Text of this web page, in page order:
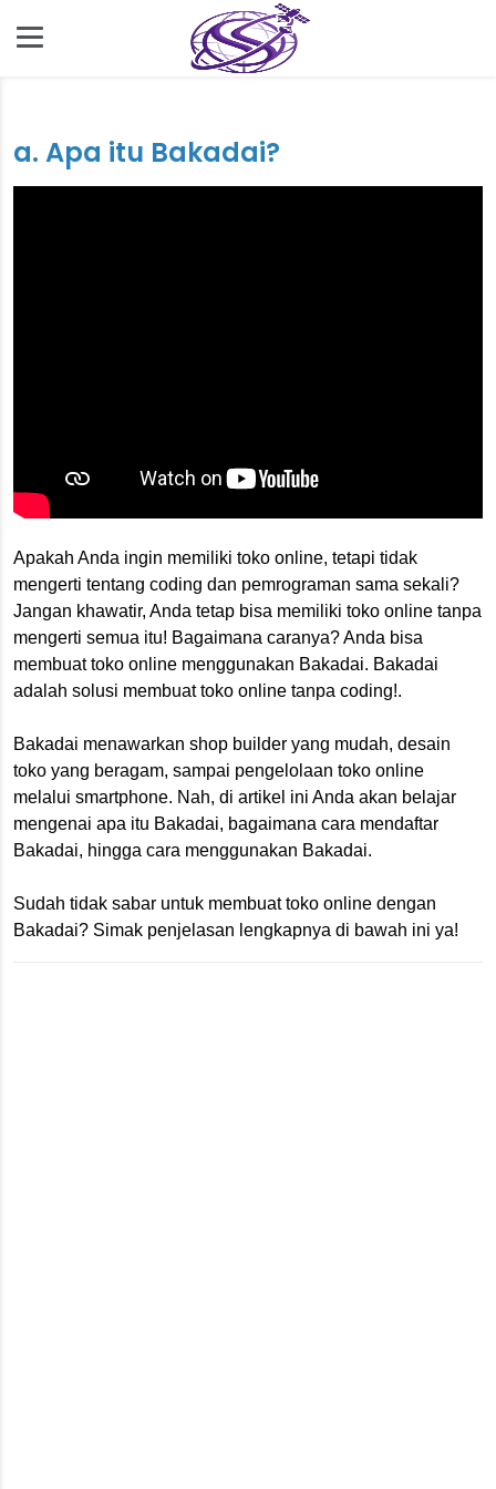
a. Apa itu Bakadai?
Apakah Anda ingin memiliki toko online, tetapi tidak
mengerti tentang coding dan pemrograman sama sekali?
Jangan khawatir, Anda tetap bisa memiliki toko online tanpa
mengerti semua itu! Bagaimana caranya? Anda bisa
membuat toko online menggunakan Bakadai. Bakadai
adalah solusi membuat toko online tanpa coding!.
Bakadai menawarkan shop builder yang mudah, desain
toko yang beragam, sampai pengelolaan toko online
melalui smartphone. Nah, di artikel ini Anda akan belajar
mengenai apa itu Bakadai, bagaimana cara mendaftar
Bakadai, hingga cara menggunakan Bakadai.
Sudah tidak sabar untuk membuat toko online dengan
Bakadai? Simak penjelasan lengkapnya di bawah ini ya!